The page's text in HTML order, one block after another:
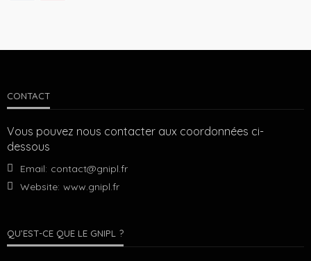
CONTACT
Vous pouvez nous contacter aux coordonnées ci-
dessous
Email: contact@gnipl.fr
Website: www.gnipl.fr
QU’EST-CE QUE LE GNIPL ?